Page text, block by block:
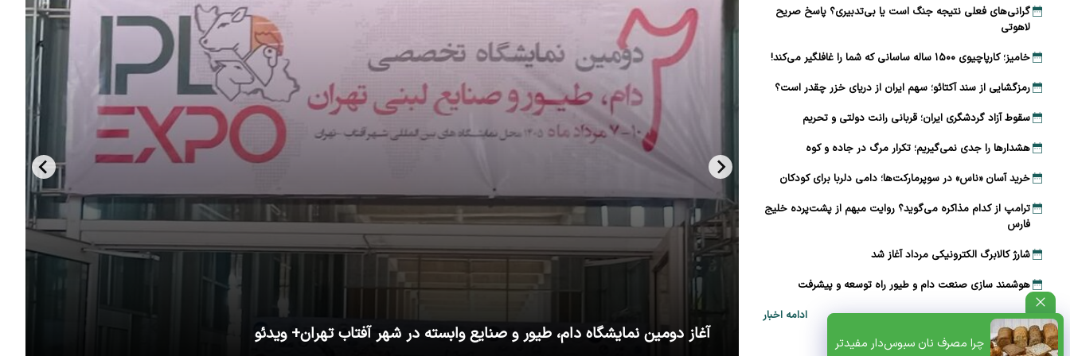
چرا مصرف نان سبوس‌دار مفیدتر
گرانی‌های فعلی نتیجه جنگ است یا بی‌تدبیری؟ پاسخ صریح
لاهوتی
خامیز؛ کارپاچیوی ۱۵۰۰ ساله ساسانی که شما را غافلگیر می‌کند!
رمزگشایی از سند آکتائو؛ سهم ایران از دریای خزر چقدر است؟
سقوط آزاد گردشگری ایران؛ قربانی رانت دولتی و تحریم
هشدارها را جدی نمی‌گیریم؛ تکرار مرگ در جاده و کوه
خرید آسان «ناس» در سوپرمارکت‌ها؛ دامی دلربا برای کودکان
ترامپ از کدام مذاکره می‌گوید؟ روایت مبهم از پشت‌پرده خلیج
فارس
شارژ کالابرگ الکترونیکی مرداد آغاز شد
هوشمند سازی صنعت دام و طیور راه توسعه و پیشرفت
ادامه اخبار
آغاز دومین نمایشگاه دام، طیور و صنایع وابسته در شهر آفتاب تهران+ ویدئو